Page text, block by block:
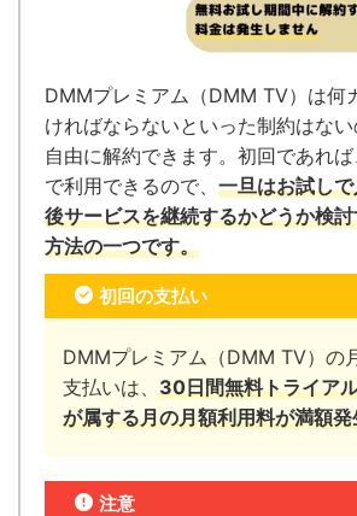
DMMプレミアム（DMM TV）は何
ければならないといった制約はな
自由に解約できます。 初回であれ
で利用できるので、 一旦はお試し
後サービスを継続するかどうか検
方法の一つです。
初回の支払い
DMMプレミアム（DMM TV）の
支払いは、 30日間無料トライア
が属する月の月額利用料が満額
注意